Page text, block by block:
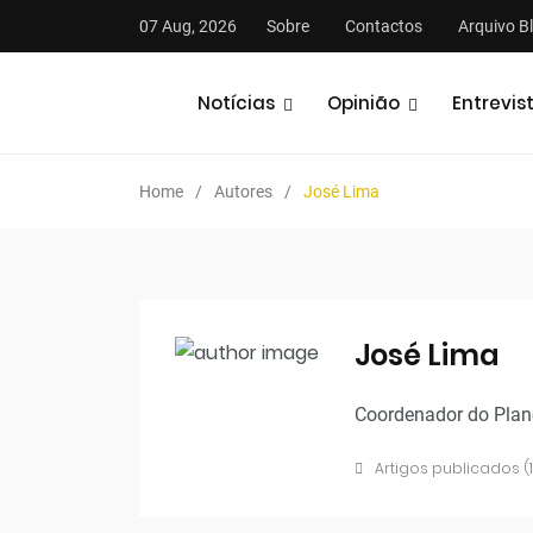
07 Aug, 2026 Sobre Contactos Arquivo
Notícias Opinião
Home Autores José Lima
José Lima
Coordenador do
Artigos publicados